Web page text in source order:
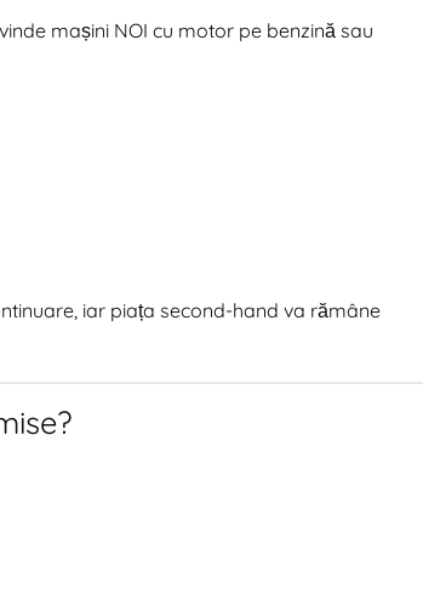
mașini NOI cu motor pe benzină sau
iar piața second-hand va rămâne